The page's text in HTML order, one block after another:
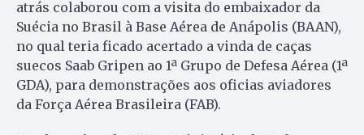
atrás colaborou com a visita do embaixador da
Suécia no Brasil à Base Aérea de Anápolis (BAAN),
no qual teria ficado acertado a vinda de caças
suecos Saab Gripen ao 1ª Grupo de Defesa Aérea (1ª
GDA), para demonstrações aos oficias aviadores
da Força Aérea Brasileira (FAB).